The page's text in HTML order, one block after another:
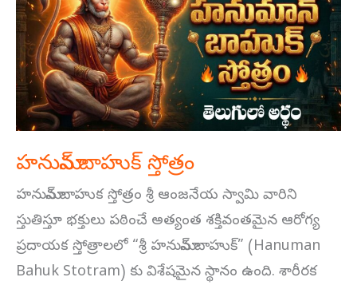
హనుమాన్ బాహుక్ స్తోత్రం
హనుమాన్ బాహుక స్తోత్రం శ్రీ ఆంజనేయ స్వామి వారిని
స్తుతిస్తూ భక్తులు పఠించే అత్యంత శక్తివంతమైన ఆరోగ్య
ప్రదాయక స్తోత్రాలలో “శ్రీ హనుమాన్ బాహుక్” (Hanuman
Bahuk Stotram) కు విశేషమైన స్థానం ఉంది. శారీరక
స్తోత్రం